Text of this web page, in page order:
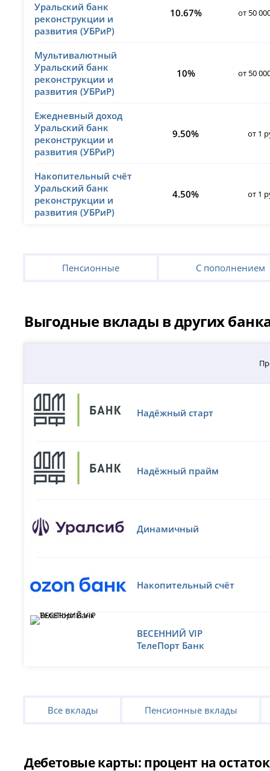
Уральский банк
реконструкции и
развития (УБРиР)
10.67% от 50
Мультивалютный
Уральский банк
реконструкции и
развития (УБРиР)
10% от 50
Ежедневный доход
Уральский банк
реконструкции и
развития (УБРиР)
9.50% от 1
Накопительный счёт
Уральский банк
реконструкции и
развития (УБРиР)
4.50% от 1
Пенсионные С пополнением
Выгодные вклады в других
Надёжный старт
Надёжный прайм
Динамичный
Накопительный счёт
ВЕСЕННИЙ VIP
ТелеПорт Банк
Все вклады Пенсионные вклады
Дебетовые карты: процент на